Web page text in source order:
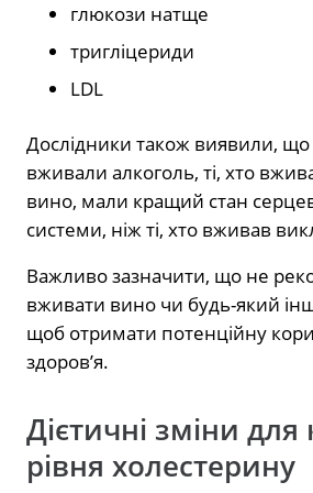
глюкози натще
тригліцериди
LDL
Дослідники також виявили, що
вживали алкоголь, ті, хто
вино, мали кращий стан
системи, ніж ті, хто вживав
Важливо зазначити, що не
вживати вино чи будь-який
щоб отримати потенційну
здоров’я.
Дієтичні зміни
рівня холестерину